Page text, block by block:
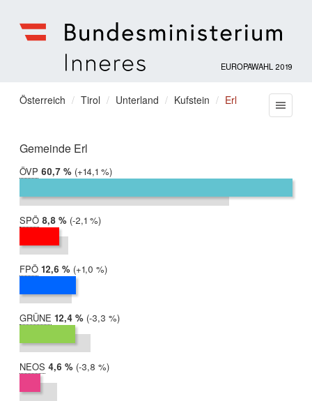
für
Inneres
EUROPAWAHL 2019
Sie
hier:
Österreich Tirol Unterland Kufstein Erl
Gemeinde Erl
ÖVP 2019:
60,7 %
2014:
46,6 %
Differenz:
+14,1 %
SPÖ 2019:
8,8 %
2014:
10,8 %
Differenz:
-2,1 %
FPÖ 2019:
12,6 %
2014:
11,7 %
Differenz:
+1,0 %
GRÜNE 2019:
12,4 %
2014:
15,7 %
Differenz:
-3,3 %
NEOS 2019:
4,6 %
2014:
8,4 %
Differenz:
-3,8 %